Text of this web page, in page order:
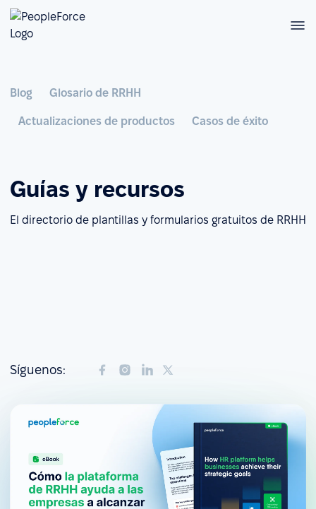
Blog Glosario de RRHH
Actualizaciones de productos Casos de éxito
Guías y recursos
El directorio de plantillas y formularios gratuitos de RRHH
Síguenos: